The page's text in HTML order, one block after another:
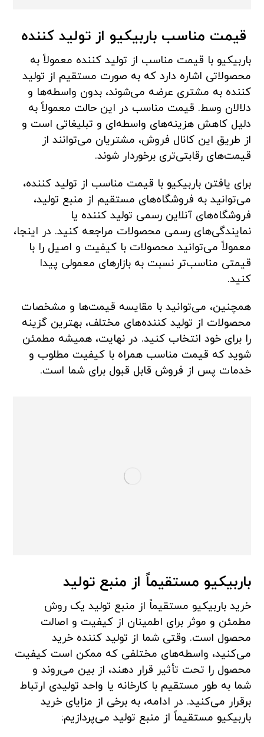
قیمت مناسب باربیکیو از تولید کننده
باربیکیو با قیمت مناسب از تولید کننده معمولاً به
محصولاتی اشاره دارد که به صورت مستقیم از تولید
کننده به مشتری عرضه می‌شوند، بدون واسطه‌ها و
دلالان وسط. قیمت مناسب در این حالت معمولاً به
دلیل کاهش هزینه‌های واسطه‌ای و تبلیغاتی است و
از طریق این کانال فروش، مشتریان می‌توانند از
قیمت‌های رقابتی‌تری برخوردار شوند.
برای یافتن باربیکیو با قیمت مناسب از تولید کننده،
می‌توانید به فروشگاه‌های مستقیم از منبع تولید،
فروشگاه‌های آنلاین رسمی تولید کننده یا
نمایندگی‌های رسمی محصولات مراجعه کنید. در اینجا،
معمولاً می‌توانید محصولات با کیفیت و اصیل را با
قیمتی مناسب‌تر نسبت به بازارهای معمولی پیدا
کنید.
همچنین، می‌توانید با مقایسه قیمت‌ها و مشخصات
محصولات از تولید کننده‌های مختلف، بهترین گزینه
را برای خود انتخاب کنید. در نهایت، همیشه مطمئن
شوید که قیمت مناسب همراه با کیفیت مطلوب و
خدمات پس از فروش قابل قبول برای شما است.
باربیکیو مستقیماً از منبع تولید
خرید باربیکیو مستقیماً از منبع تولید یک روش
مطمئن و موثر برای اطمینان از کیفیت و اصالت
محصول است. وقتی شما از تولید کننده خرید
می‌کنید، واسطه‌های مختلفی که ممکن است کیفیت
محصول را تحت تأثیر قرار دهند، از بین می‌روند و
شما به طور مستقیم با کارخانه یا واحد تولیدی ارتباط
برقرار می‌کنید. در ادامه، به برخی از مزایای خرید
باربیکیو مستقیماً از منبع تولید می‌پردازیم: